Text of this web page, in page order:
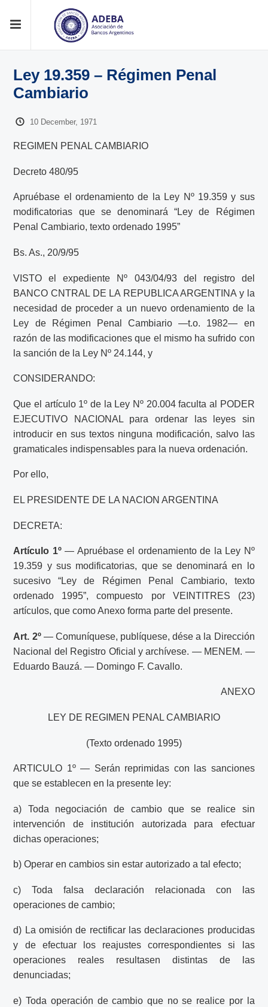
Ley 19.359 – Régimen Penal
Cambiario
10 December, 1971
REGIMEN PENAL CAMBIARIO
Decreto 480/95
Apruébase el ordenamiento de la Ley Nº 19.359 y sus
modificatorias que se denominará “Ley de Régimen
Penal Cambiario, texto ordenado 1995”
Bs. As., 20/9/95
VISTO el expediente Nº 043/04/93 del registro del
BANCO CNTRAL DE LA REPUBLICA ARGENTINA y la
necesidad de proceder a un nuevo ordenamiento de la
Ley de Régimen Penal Cambiario —t.o. 1982— en
razón de las modificaciones que el mismo ha sufrido con
la sanción de la Ley Nº 24.144, y
CONSIDERANDO:
Que el artículo 1º de la Ley Nº 20.004 faculta al PODER
EJECUTIVO NACIONAL para ordenar las leyes sin
introducir en sus textos ninguna modificación, salvo las
gramaticales indispensables para la nueva ordenación.
Por ello,
EL PRESIDENTE DE LA NACION ARGENTINA
DECRETA:
Artículo 1º— Apruébase el ordenamiento de la Ley Nº
19.359 y sus modificatorias, que se denominará en lo
sucesivo “Ley de Régimen Penal Cambiario, texto
ordenado 1995”, compuesto por VEINTITRES (23)
artículos, que como Anexo forma parte del presente.
Art. 2º— Comuníquese, publíquese, dése a la Dirección
Nacional del Registro Oficial y archívese. — MENEM. —
Eduardo Bauzá. — Domingo F. Cavallo.
ANEXO
LEY DE REGIMEN PENAL CAMBIARIO
(Texto ordenado 1995)
ARTICULO 1º — Serán reprimidas con las sanciones
que se establecen en la presente ley:
a) Toda negociación de cambio que se realice sin
intervención de institución autorizada para efectuar
dichas operaciones;
b) Operar en cambios sin estar autorizado a tal efecto;
c) Toda falsa declaración relacionada con las
operaciones de cambio;
d) La omisión de rectificar las declaraciones producidas
y de efectuar los reajustes correspondientes si las
operaciones reales resultasen distintas de las
denunciadas;
e) Toda operación de cambio que no se realice por la